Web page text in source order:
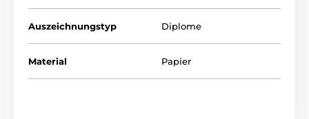
Auszeichnungstyp Diplome
Material Papier